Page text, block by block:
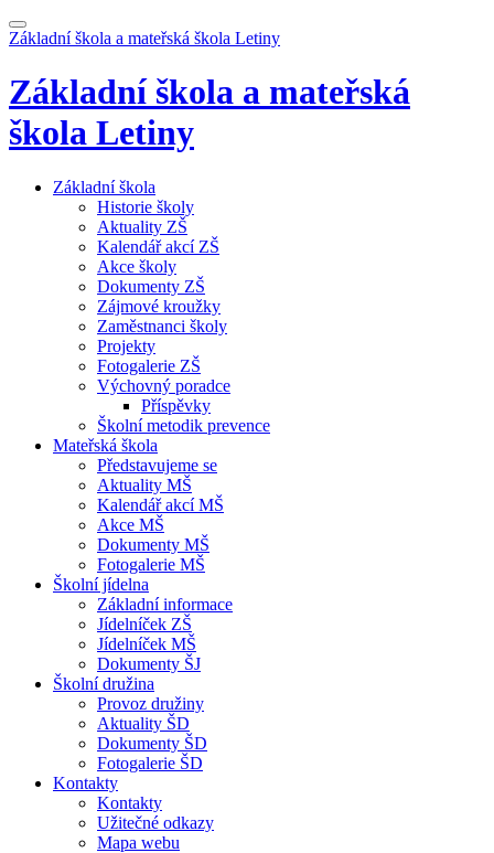
Základní škola a mateřská škola Letiny
Základní škola a mateřská
škola Letiny
Základní škola
Historie školy
Aktuality ZŠ
Kalendář akcí ZŠ
Akce školy
Dokumenty ZŠ
Zájmové kroužky
Zaměstnanci školy
Projekty
Fotogalerie ZŠ
Výchovný poradce
Příspěvky
Školní metodik prevence
Mateřská škola
Představujeme se
Aktuality MŠ
Kalendář akcí MŠ
Akce MŠ
Dokumenty MŠ
Fotogalerie MŠ
Školní jídelna
Základní informace
Jídelníček ZŠ
Jídelníček MŠ
Dokumenty ŠJ
Školní družina
Provoz družiny
Aktuality ŠD
Dokumenty ŠD
Fotogalerie ŠD
Kontakty
Kontakty
Užitečné odkazy
Mapa webu